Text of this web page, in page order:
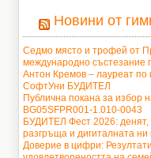
Новини от
Седмо място и трофей от
международно състезание
Антон Кремов – лауреат по
СофтУни БУДИТЕЛ
Публична покана за избор
BG05SFPR001-1.010-0043
БУДИТЕЛ Фест 2026: денят,
разгръща и дигиталната
Доверие в цифри: